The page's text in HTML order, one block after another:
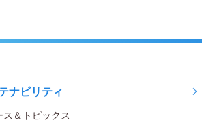
ナビリティ
ス＆トピックス